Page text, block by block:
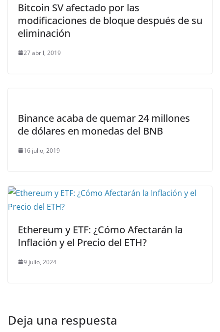
Bitcoin SV afectado por las
modificaciones de bloque después de su
eliminación
27 abril, 2019
Binance acaba de quemar 24 millones
de dólares en monedas del BNB
16 julio, 2019
Ethereum y ETF: ¿Cómo Afectarán la
Inflación y el Precio del ETH?
9 julio, 2024
Deja una respuesta